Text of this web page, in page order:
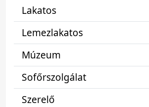
Lakatos
Lemezlakatos
Múzeum
Sofőrszolgálat
Szerelő